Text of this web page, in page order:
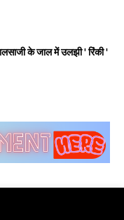
के जाल में उलझी ' रिंकी '